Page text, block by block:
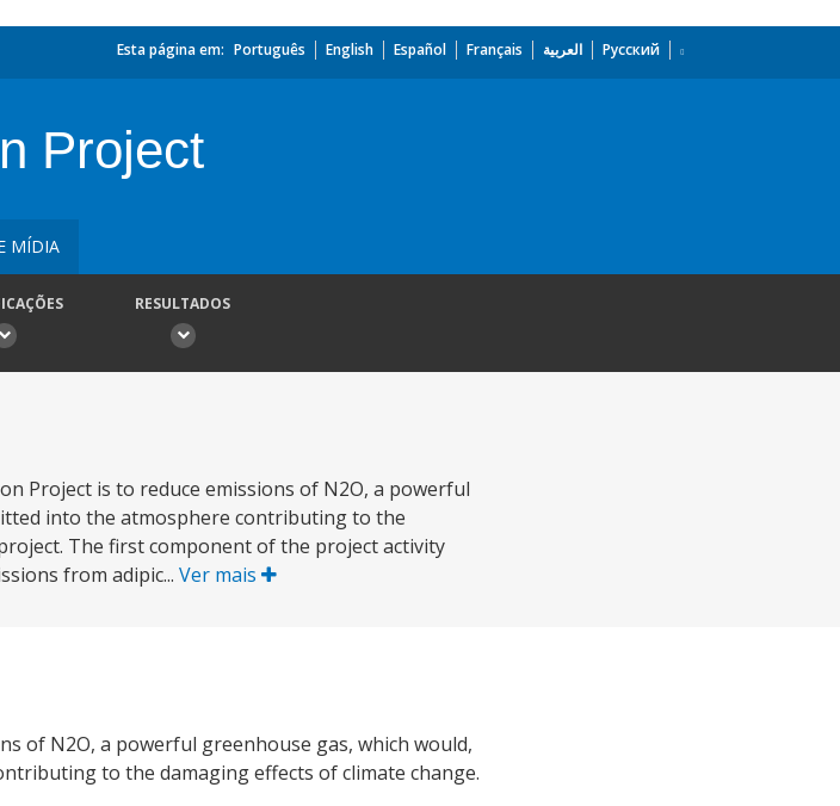
Esta página em: Português English Español Français العربية Русский
Project
MÍDIA
RESULTADOS
Project is to reduce emissions of N2O, a powerful
into the atmosphere contributing to the
The first component of the project activity
from adipic... Ver mais
of N2O, a powerful greenhouse gas, which would,
to the damaging effects of climate change.